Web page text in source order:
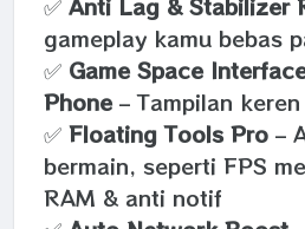
gameplay kamu bebas
✅ Game Space
Phone– Tampilan
✅ Floating Tools Pro–
bermain, seperti FPS
RAM & anti notif